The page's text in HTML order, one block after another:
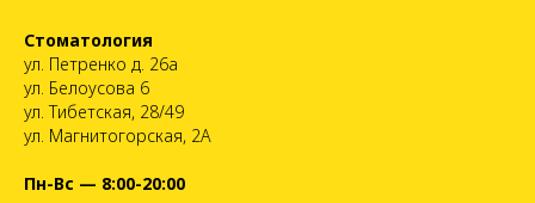
Стоматология
ул. Петренко д. 26а
ул. Белоусова 6
ул. Тибетская, 28/49
ул. Магнитогорская, 2А
Пн-Вс — 8:00-20:00